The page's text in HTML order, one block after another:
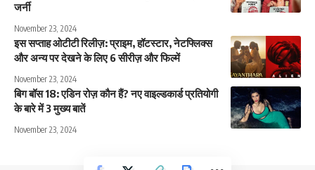
जर्नी
November 23, 2024
इस सप्ताह ओटीटी रिलीज़: प्राइम, हॉटस्टार, नेटफ्लिक्स
और अन्य पर देखने के लिए 6 सीरीज़ और फिल्में
November 23, 2024
बिग बॉस 18: एडिन रोज़ कौन हैं? नए वाइल्डकार्ड प्रतियोगी
के बारे में 3 मुख्य बातें
November 23, 2024